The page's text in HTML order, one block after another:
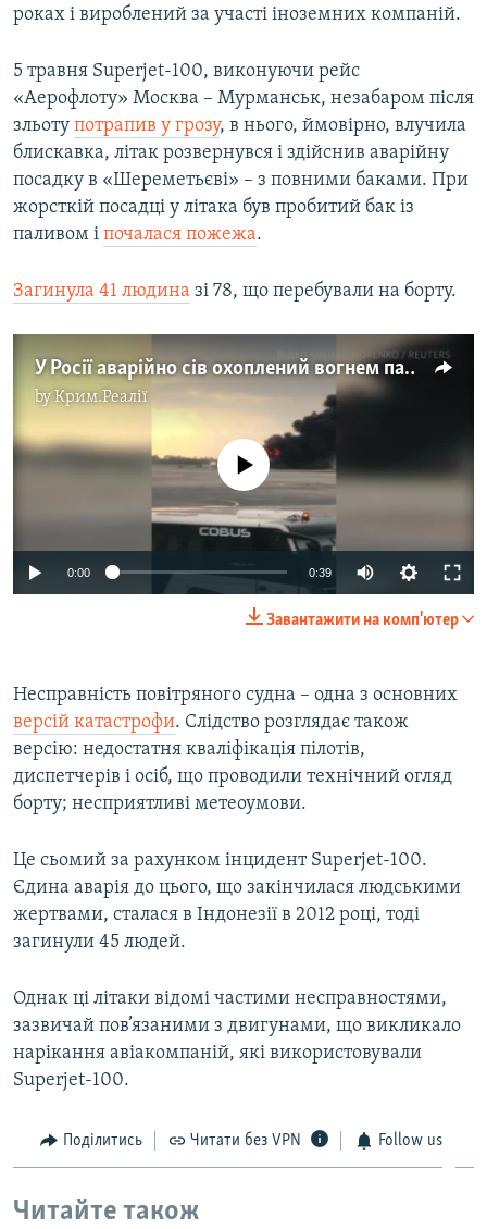
роках і вироблений за участі іноземних компаній.
5 травня Superjet-100, виконуючи рейс
«Аерофлоту» Москва – Мурманськ, незабаром після
зльоту потрапив у грозу, в нього, ймовірно, влучила
блискавка, літак розвернувся і здійснив аварійну
посадку в «Шереметьєві» – з повними баками. При
жорсткій посадці у літака був пробитий бак із
паливом і почалася пожежа.
Загинула 41 людина зі 78, що перебували на борту.
У Росії аварійно сів охоплений вогнем пасажирський літак – відео
byКрим.Реалії
No media source currently available
0:00 0:39
Завантажити на комп'ютер
Несправність повітряного судна – одна з основних
версій катастрофи. Слідство розглядає також
версію: недостатня кваліфікація пілотів,
диспетчерів і осіб, що проводили технічний огляд
борту; несприятливі метеоумови.
Це сьомий за рахунком інцидент Superjet-100.
Єдина аварія до цього, що закінчилася людськими
жертвами, сталася в Індонезії в 2012 році, тоді
загинули 45 людей.
Однак ці літаки відомі частими несправностями,
зазвичай пов’язаними з двигунами, що викликало
нарікання авіакомпаній, які використовували
Superjet-100.
Поділитись Читати без VPN Follow us
Читайте також